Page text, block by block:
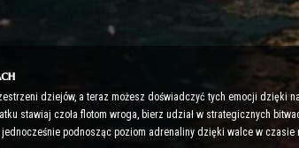
dziejów, a teraz możesz doświadczyć tych emocji
stawiaj czoła flotom wroga, bierz udział w strategicznych
podnosząc poziom adrenaliny dzięki walce w czasie